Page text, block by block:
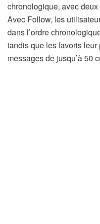
chronologique, avec
Avec Follow, les
dans l’ordre
tandis que les favoris
messages de jusqu’à 50